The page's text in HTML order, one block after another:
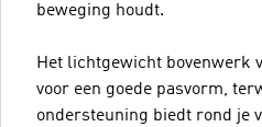
beweging houdt.
Het lichtgewicht bovenwerk
voor een goede pasvorm,
ondersteuning biedt rond je